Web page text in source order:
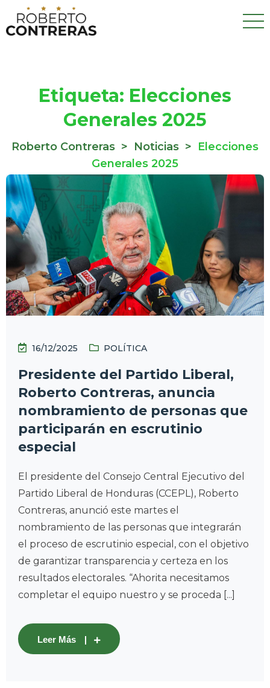
Etiqueta: Elecciones
Generales 2025
Roberto Contreras > Noticias > Elecciones
Generales 2025
16/12/2025 POLÍTICA
Presidente del Partido Liberal,
Roberto Contreras, anuncia
nombramiento de personas que
participarán en escrutinio
especial
El presidente del Consejo Central Ejecutivo del
Partido Liberal de Honduras (CCEPL), Roberto
Contreras, anunció este martes el
nombramiento de las personas que integrarán
el proceso de escrutinio especial, con el objetivo
de garantizar transparencia y certeza en los
resultados electorales. “Ahorita necesitamos
completar el equipo nuestro y se proceda [...]
Leer Más